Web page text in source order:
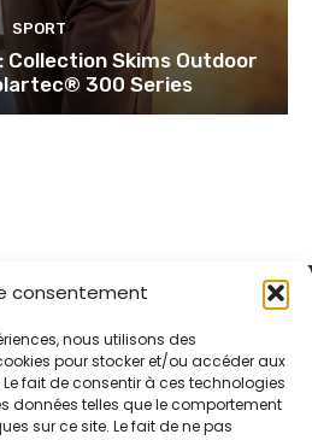
consentement
nous utilisons des
pour stocker et/ou accéder aux
fait de consentir à ces technologies
données telles que le comportement
sur ce site. Le fait de ne pas
SPORT
Collection Skims Outdoor
300 Series
agence de relations presse et de
Depuis 1995, elle conçoit et
en France et à l’international